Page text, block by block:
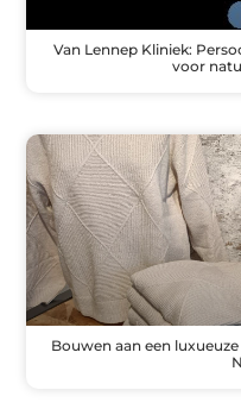
Van Lennep Kliniek:
voor
Bouwen aan een